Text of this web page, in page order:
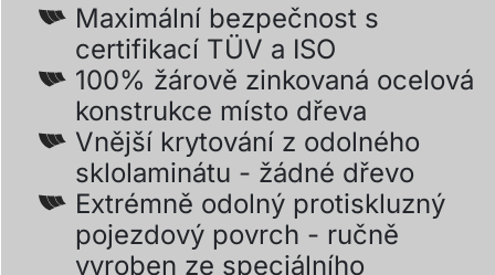
Maximální bezpečnost s
certifikací TÜV a ISO
100% žárově zinkovaná ocelová
konstrukce místo dřeva
Vnější krytování z odolného
sklolaminátu - žádné dřevo
Extrémně odolný protiskluzný
pojezdový povrch - ručně
vyroben ze speciálního